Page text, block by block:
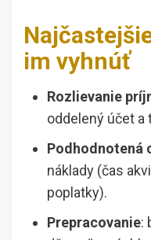
im vyhnúť
Rozlievanie
oddelený účet a
Podhodnotená
náklady (čas
poplatky).
Prepracovanie: